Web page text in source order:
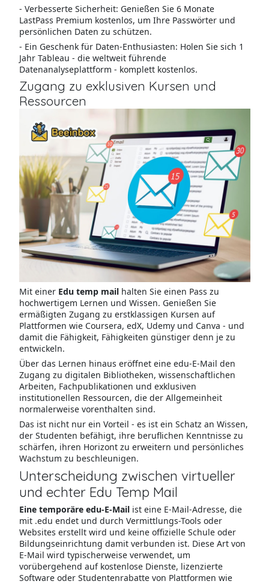
- Verbesserte Sicherheit: Genießen Sie 6 Monate
LastPass Premium kostenlos, um Ihre Passwörter und
persönlichen Daten zu schützen.
- Ein Geschenk für Daten-Enthusiasten: Holen Sie sich 1
Jahr Tableau - die weltweit führende
Datenanalyseplattform - komplett kostenlos.
Zugang zu exklusiven Kursen und
Ressourcen
Mit einer Edu temp mailhalten Sie einen Pass zu
hochwertigem Lernen und Wissen. Genießen Sie
ermäßigten Zugang zu erstklassigen Kursen auf
Plattformen wie Coursera, edX, Udemy und Canva - und
damit die Fähigkeit, Fähigkeiten günstiger denn je zu
entwickeln.
Über das Lernen hinaus eröffnet eine edu-E-Mail den
Zugang zu digitalen Bibliotheken, wissenschaftlichen
Arbeiten, Fachpublikationen und exklusiven
institutionellen Ressourcen, die der Allgemeinheit
normalerweise vorenthalten sind.
Das ist nicht nur ein Vorteil - es ist ein Schatz an Wissen,
der Studenten befähigt, ihre beruflichen Kenntnisse zu
schärfen, ihren Horizont zu erweitern und persönliches
Wachstum zu beschleunigen.
Unterscheidung zwischen virtueller
und echter Edu Temp Mail
Eine temporäre edu-E-Mailist eine E-Mail-Adresse, die
mit .edu endet und durch Vermittlungs-Tools oder
Websites erstellt wird und keine offizielle Schule oder
Bildungseinrichtung damit verbunden ist. Diese Art von
E-Mail wird typischerweise verwendet, um
vorübergehend auf kostenlose Dienste, lizenzierte
Software oder Studentenrabatte von Plattformen wie